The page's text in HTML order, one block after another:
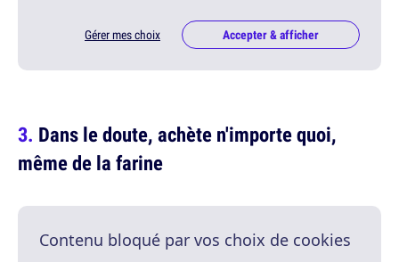
Gérer mes choix Accepter & afficher
Dans le doute, achète n'importe quoi,
même de la farine
Contenu bloqué par vos choix de cookies